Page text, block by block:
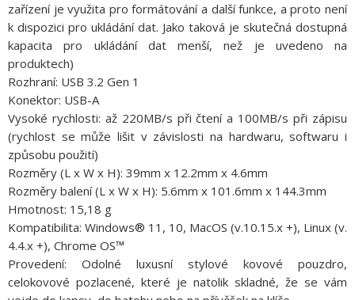
zařízení je využita pro formátování a další funkce, a proto není
k dispozici pro ukládání dat. Jako taková je skutečná dostupná
kapacita pro ukládání dat menší, než je uvedeno na
produktech)
Rozhraní: USB 3.2 Gen 1
Konektor: USB-A
Vysoké rychlosti: až 220MB/s při čtení a 100MB/s při zápisu
(rychlost se může lišit v závislosti na hardwaru, softwaru i
způsobu použití)
Rozměry (L x W x H): 39mm x 12.2mm x 4.6mm
Rozměry balení (L x W x H): 5.6mm x 101.6mm x 144.3mm
Hmotnost: 15,18 g
Kompatibilita: Windows® 11, 10, MacOS (v.10.15.x +), Linux (v.
4.4.x +), Chrome OS™
Provedení: Odolné luxusní stylové kovové pouzdro,
celokovové pozlacené, které je natolik skladné, že se vám